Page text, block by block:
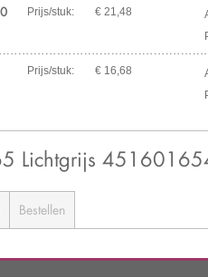
Prijs/stuk: € 21,48
Prijs/stuk: € 16,68
Lichtgrijs
Bestellen